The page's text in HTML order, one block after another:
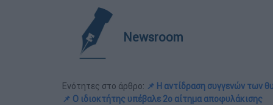
Newsroom
Ενότητες στο άρθρο: 📌 Η αντίδραση συγγενών των
📌 Ο ιδιοκτήτης υπέβαλε 2ο αίτημα αποφυλάκισης